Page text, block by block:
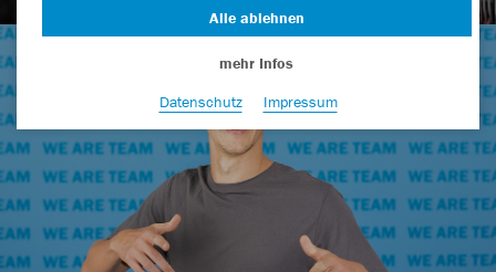
Alle ablehnen
mehr Infos
Datenschutz
Impressum